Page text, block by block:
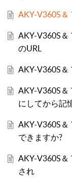
AKY-V360S
AKY-V360S
のURL
AKY-V360S
AKY-V360S
にしてから記
AKY-V360S
できますか?
AKY-V360S
され